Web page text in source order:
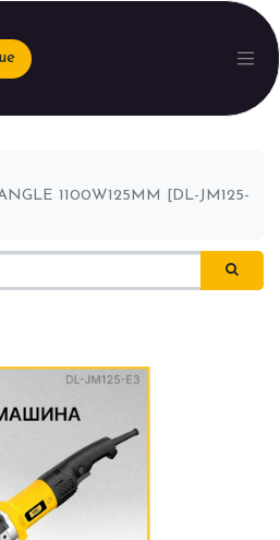
1100W125MM [DL-JM125-